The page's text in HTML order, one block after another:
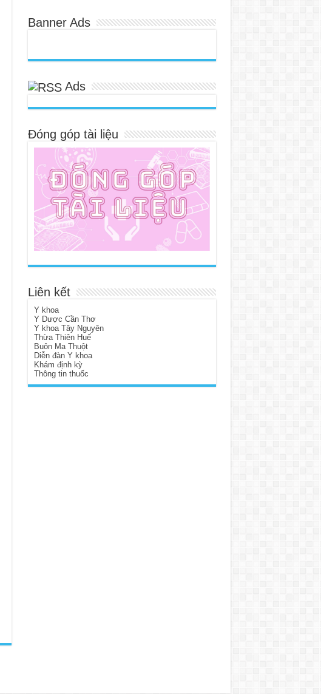
Banner Ads
Ads
Đóng góp tài liệu
Liên kết
Y khoa
Y Dược Cần Thơ
Y khoa Tây Nguyên
Thừa Thiên Huế
Buôn Ma Thuột
Diễn đàn Y khoa
Khám định kỳ
Thông tin thuốc